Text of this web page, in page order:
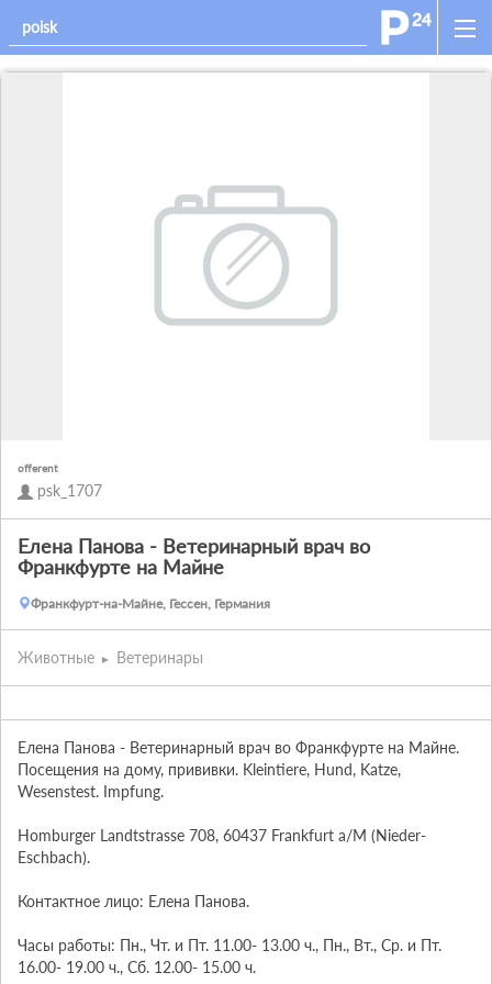
offerent
psk_1707
Елена Панова - Ветеринарный врач во
Франкфурте на Майне
Франкфурт-на-Майне, Гессен, Германия
Животные Ветеринары
Елена Панова - Ветеринарный врач во Франкфурте на Майне.
Посещения на дому, прививки. Kleintiere, Hund, Katze,
Wesenstest. Impfung.
Homburger Landtstrasse 708, 60437 Frankfurt a/M (Nieder-
Eschbach).
Контактное лицо: Елена Панова.
Часы работы: Пн., Чт. и Пт. 11.00- 13.00 ч., Пн., Вт., Ср. и Пт.
16.00- 19.00 ч., Сб. 12.00- 15.00 ч.